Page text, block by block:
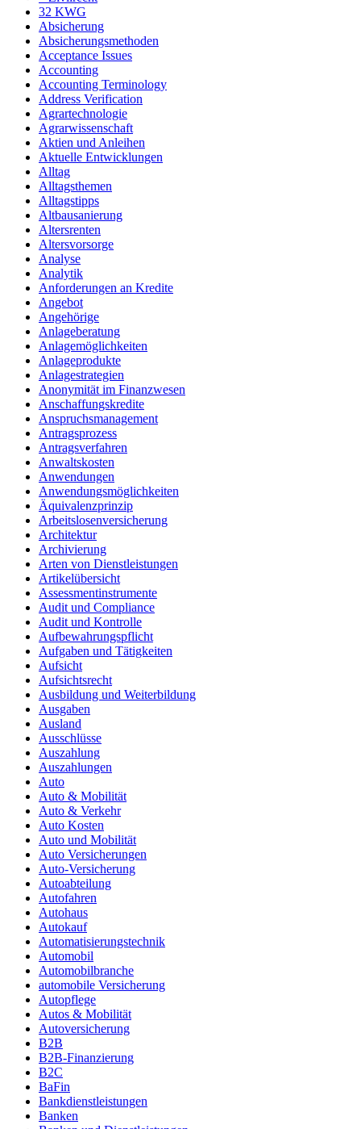
32 KWG
Absicherung
Absicherungsmethoden
Acceptance Issues
Accounting
Accounting Terminology
Address Verification
Agrartechnologie
Agrarwissenschaft
Aktien und Anleihen
Aktuelle Entwicklungen
Alltag
Alltagsthemen
Alltagstipps
Altbausanierung
Altersrenten
Altersvorsorge
Analyse
Analytik
Anforderungen an Kredite
Angebot
Angehörige
Anlageberatung
Anlagemöglichkeiten
Anlageprodukte
Anlagestrategien
Anonymität im Finanzwesen
Anschaffungskredite
Anspruchsmanagement
Antragsprozess
Antragsverfahren
Anwaltskosten
Anwendungen
Anwendungsmöglichkeiten
Äquivalenzprinzip
Arbeitslosenversicherung
Architektur
Archivierung
Arten von Dienstleistungen
Artikelübersicht
Assessmentinstrumente
Audit und Compliance
Audit und Kontrolle
Aufbewahrungspflicht
Aufgaben und Tätigkeiten
Aufsicht
Aufsichtsrecht
Ausbildung und Weiterbildung
Ausgaben
Ausland
Ausschlüsse
Auszahlung
Auszahlungen
Auto
Auto & Mobilität
Auto & Verkehr
Auto Kosten
Auto und Mobilität
Auto Versicherungen
Auto-Versicherung
Autoabteilung
Autofahren
Autohaus
Autokauf
Automatisierungstechnik
Automobil
Automobilbranche
automobile Versicherung
Autopflege
Autos & Mobilität
Autoversicherung
B2B
B2B-Finanzierung
B2C
BaFin
Bankdienstleistungen
Banken